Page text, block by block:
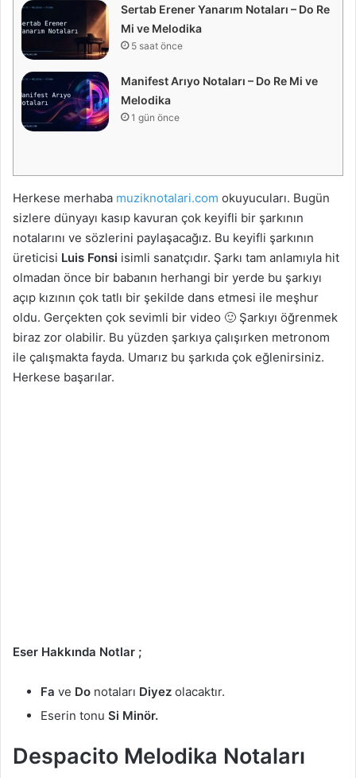
Sertab Erener Yanarım Notaları – Do Re
Mi ve Melodika
5 saat önce
Manifest Arıyo Notaları – Do Re Mi ve
Melodika
1 gün önce
Herkese merhaba muziknotalari.com okuyucuları. Bugün
sizlere dünyayı kasıp kavuran çok keyifli bir şarkının
notalarını ve sözlerini paylaşacağız. Bu keyifli şarkının
üreticisi Luis Fonsi isimli sanatçıdır. Şarkı tam anlamıyla hit
olmadan önce bir babanın herhangi bir yerde bu şarkıyı
açıp kızının çok tatlı bir şekilde dans etmesi ile meşhur
oldu. Gerçekten çok sevimli bir video 🙂 Şarkıyı öğrenmek
biraz zor olabilir. Bu yüzden şarkıya çalışırken metronom
ile çalışmakta fayda. Umarız bu şarkıda çok eğlenirsiniz.
Herkese başarılar.
Eser Hakkında Notlar ;
Fa ve Do notaları Diyez olacaktır.
Eserin tonu Si Minör.
Despacito Melodika Notaları